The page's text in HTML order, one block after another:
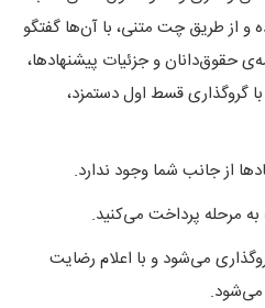
و از طریق چت متنی، با آن‌ها گفتگو
حقوق‌دانان و جزئیات پیشنهادها،
گروگذاری قسط اول دستمزد،
از جانب شما وجود ندارد.
مرحله پرداخت می‌کنید.
می‌شود و با اعلام رضایت